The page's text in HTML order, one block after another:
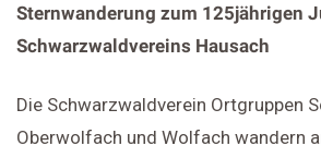
Sternwanderung zum 125jährigen
Schwarzwaldvereins Hausach
Die Schwarzwaldverein Ortgruppen
Oberwolfach und Wolfach wandern